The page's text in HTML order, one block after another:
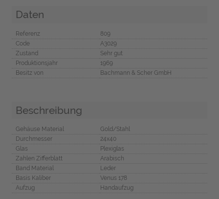
Daten
Referenz
809
Code
A3029
Zustand
Sehr gut
Produktionsjahr
1969
Besitz von
Bachmann & Scher GmbH
Beschreibung
Gehäuse Material
Gold/Stahl
Durchmesser
24x40
Glas
Plexiglas
Zahlen Zifferblatt
Arabisch
Band Material
Leder
Basis Kaliber
Venus 178
Aufzug
Handaufzug